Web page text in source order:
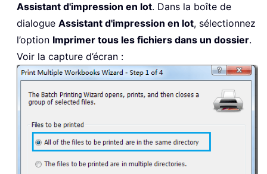
Assistant d'impression en lot. Dans la boîte de
dialogue Assistant d'impression en lot, sélectionnez
l’option Imprimer tous les fichiers dans un dossier.
Voir la capture d’écran :